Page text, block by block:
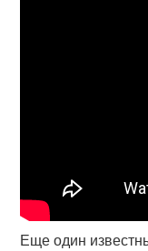
Еще один